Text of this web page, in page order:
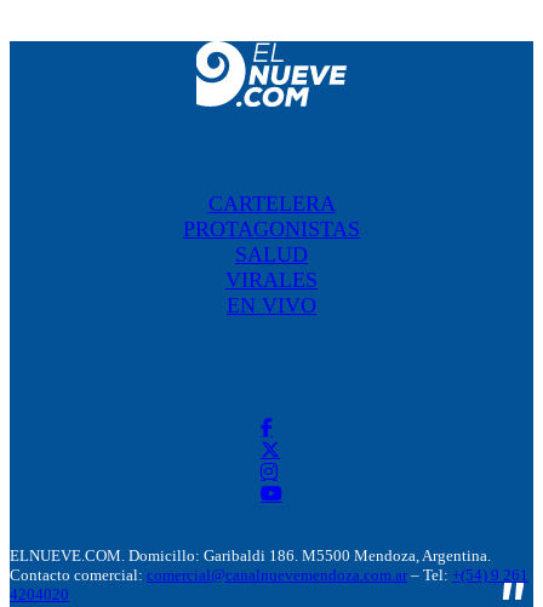
CARTELERA
PROTAGONISTAS
SALUD
VIRALES
EN VIVO
ELNUEVE.COM. Domicillo: Garibaldi 186. M5500 Mendoza, Argentina.
Contacto comercial: comercial@canalnuevemendoza.com.ar – Tel: +(54) 9 261
4204020